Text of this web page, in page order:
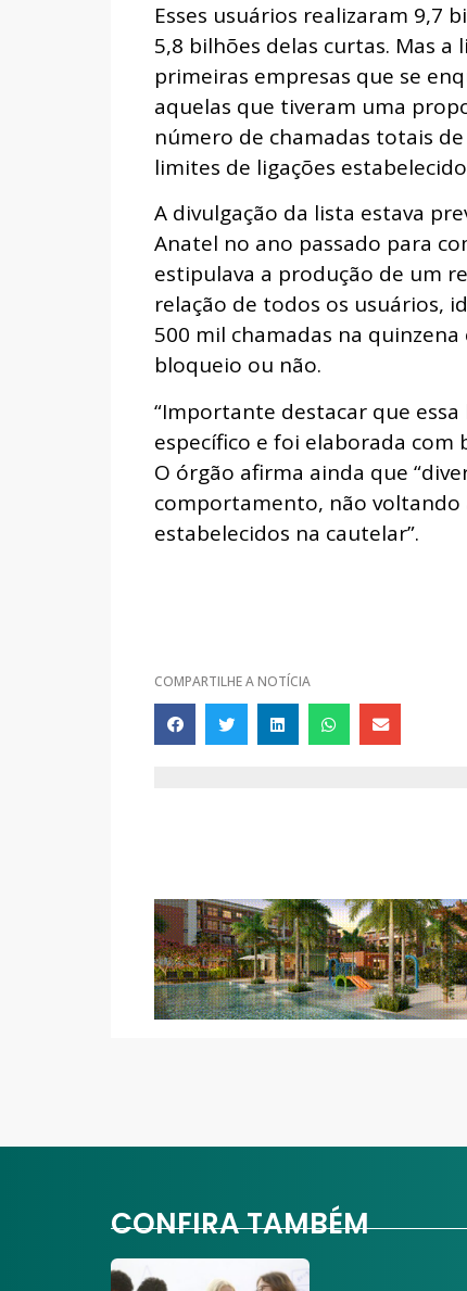
Esses usuários realizaram 9,7
5,8 bilhões delas curtas. Mas
primeiras empresas que se
aquelas que tiveram uma
número de chamadas totais
limites de ligações
A divulgação da lista estava
Anatel no ano passado para
estipulava a produção de um
relação de todos os usuários,
500 mil chamadas na
bloqueio ou não.
“Importante destacar que
específico e foi elaborada com
O órgão afirma ainda que
comportamento, não
estabelecidos na cautelar”.
COMPARTILHE A NOTÍCIA
CONFIRA TAMBÉM